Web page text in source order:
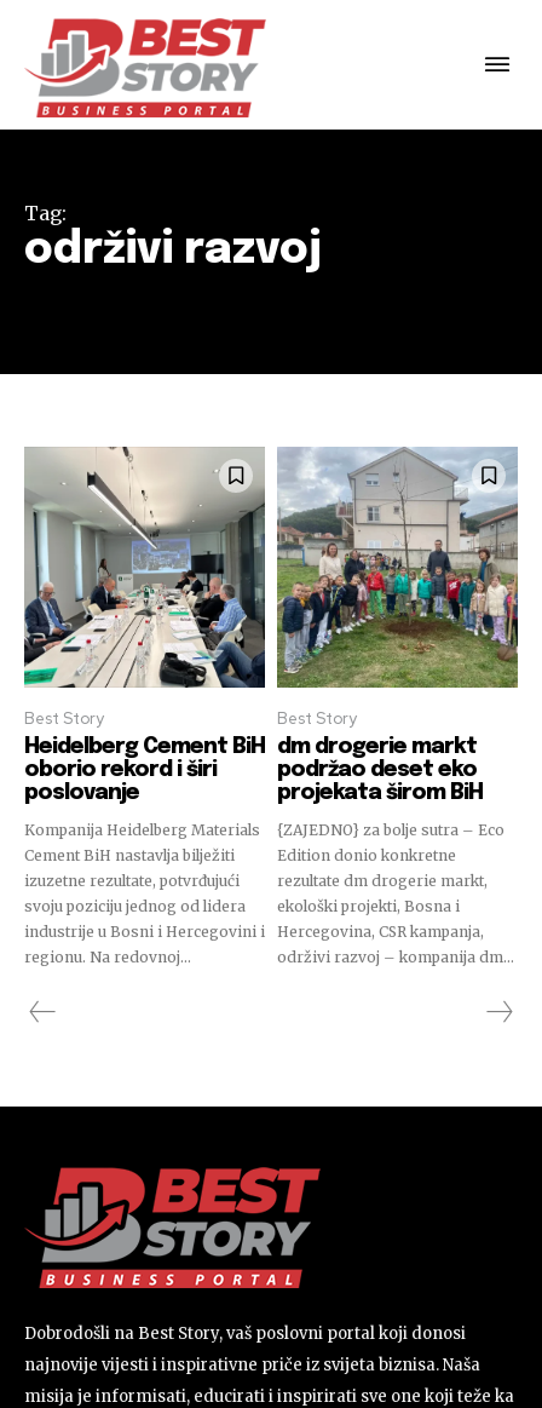
Tag:
održivi razvoj
Best Story
Heidelberg Cement BiH
oborio rekord i širi
poslovanje
Kompanija Heidelberg Materials
Cement BiH nastavlja bilježiti
izuzetne rezultate, potvrđujući
svoju poziciju jednog od lidera
industrije u Bosni i Hercegovini i
regionu. Na redovnoj...
Best Story
dm drogerie markt
podržao deset eko
projekata širom BiH
{ZAJEDNO} za bolje sutra – Eco
Edition donio konkretne
rezultate dm drogerie markt,
ekološki projekti, Bosna i
Hercegovina, CSR kampanja,
održivi razvoj – kompanija dm...
Dobrodošli na Best Story, vaš poslovni portal koji donosi
najnovije vijesti i inspirativne priče iz svijeta biznisa. Naša
misija je informisati, educirati i inspirirati sve one koji teže ka